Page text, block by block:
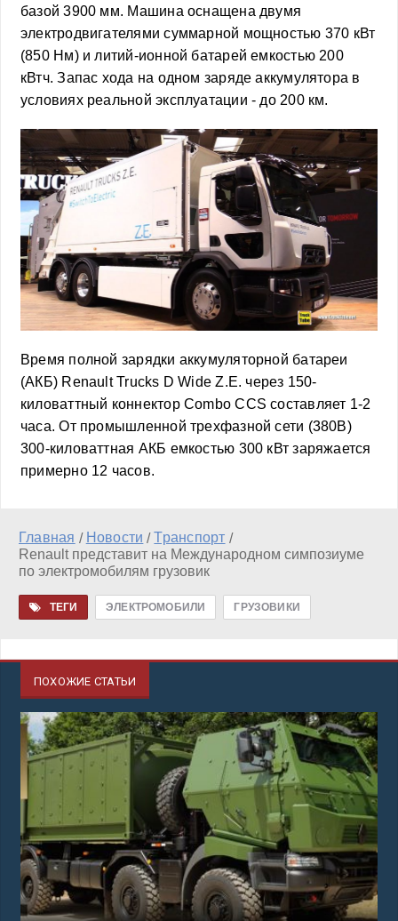
базой 3900 мм. Машина оснащена двумя
электродвигателями суммарной мощностью 370 кВт
(850 Нм) и литий-ионной батарей емкостью 200
кВтч. Запас хода на одном заряде аккумулятора в
условиях реальной эксплуатации - до 200 км.
Время полной зарядки аккумуляторной батареи
(АКБ) Renault Trucks D Wide Z.E. через 150-
киловаттный коннектор Combo CCS составляет 1-2
часа. От промышленной трехфазной сети (380В)
300-киловаттная АКБ емкостью 300 кВт заряжается
примерно 12 часов.
Главная / Новости /Транспорт /
Renault представит на Международном симпозиуме
по электромобилям грузовик
ТЕГИ ЭЛЕКТРОМОБИЛИ ГРУЗОВИКИ
ПОХОЖИЕ СТАТЬИ